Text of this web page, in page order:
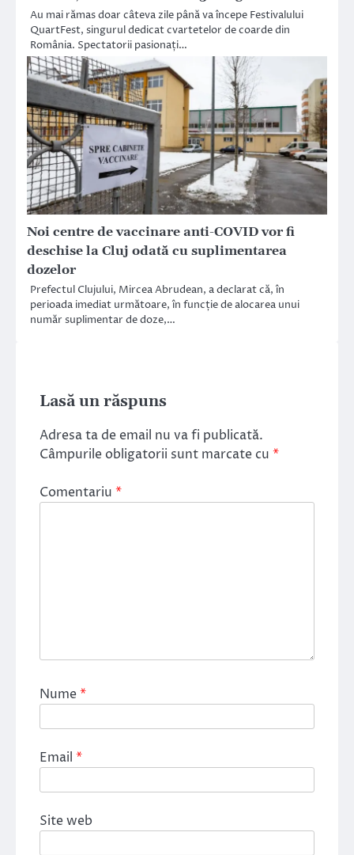
Au mai rămas doar câteva zile până va începe Festivalului
QuartFest, singurul dedicat cvartetelor de coarde din
România. Spectatorii pasionați…
Noi centre de vaccinare anti-COVID vor fi
deschise la Cluj odată cu suplimentarea
dozelor
Prefectul Clujului, Mircea Abrudean, a declarat că, în
perioada imediat următoare, în funcție de alocarea unui
număr suplimentar de doze,…
Lasă un răspuns
Adresa ta de email nu va fi publicată.
Câmpurile obligatorii sunt marcate cu *
Comentariu *
Nume*
Email *
Site web